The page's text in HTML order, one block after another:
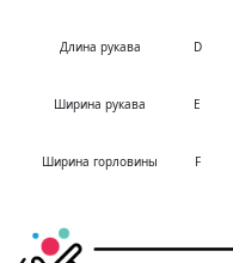
Длина рукава D
Ширина рукава E
Ширина горловины F